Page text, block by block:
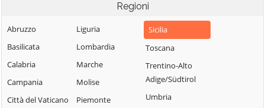
Regioni
Abruzzo
Basilicata
Calabria
Campania
Città del Vaticano
Liguria
Lombardia
Marche
Molise
Piemonte
Sicilia
Toscana
Trentino-Alto
Adige/Südtirol
Umbria